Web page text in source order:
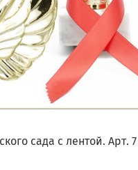
сада с лентой. Арт. 7